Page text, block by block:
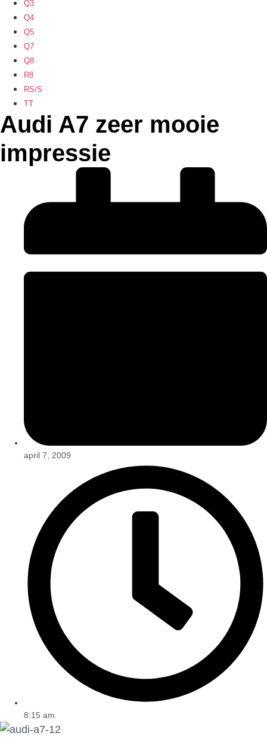
Q3
Q4
Q5
Q7
Q8
R8
RS/S
TT
Audi A7 zeer mooie
impressie
april 7, 2009
8:15 am